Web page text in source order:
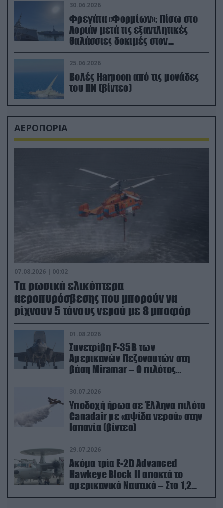
30.06.2026
Φρεγάτα «Φορμίων»: Πίσω στο
Λοριάν μετά τις εξαντλητικές
θαλάσσιες δοκιμές στον
απαιτητικό Βισκαϊκό
25.06.2026
Βολές Harpoon από τις μονάδες
του ΠΝ (βίντεο)
ΑΕΡΟΠΟΡΙΑ
07.08.2026 | 00:02
Τα ρωσικά ελικόπτερα
αεροπυρόσβεσης που μπορούν να
ρίχνουν 5 τόνους νερού με 8 μποφόρ
01.08.2026
Συνετρίβη F-35B των
Αμερικανών Πεζοναυτών στη
βάση Miramar – Ο πιλότος
εκτινάχθηκε εγκαίρως
30.07.2026
Υποδοχή ήρωα σε Έλληνα πιλότο
Canadair με «αψίδα νερού» στην
Ισπανία (βίντεο)
29.07.2026
Ακόμα τρία E-2D Advanced
Hawkeye Block II αποκτά το
αμερικανικό Ναυτικό – Στο 1,2
δισ.δολάρια το κόστος